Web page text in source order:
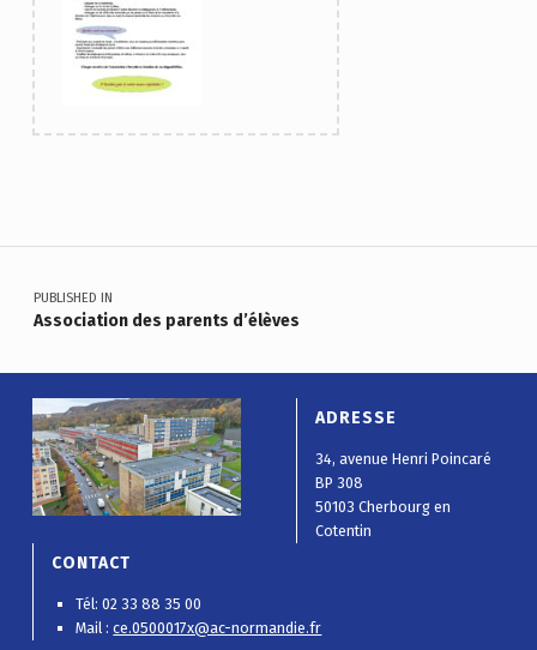
Navigation de l’article
PUBLISHED IN
Association des parents d’élèves
ADRESSE
34, avenue Henri Poincaré
BP 308
50103 Cherbourg en
Cotentin
CONTACT
Tél: 02 33 88 35 00
Mail :ce.0500017x@ac-normandie.fr